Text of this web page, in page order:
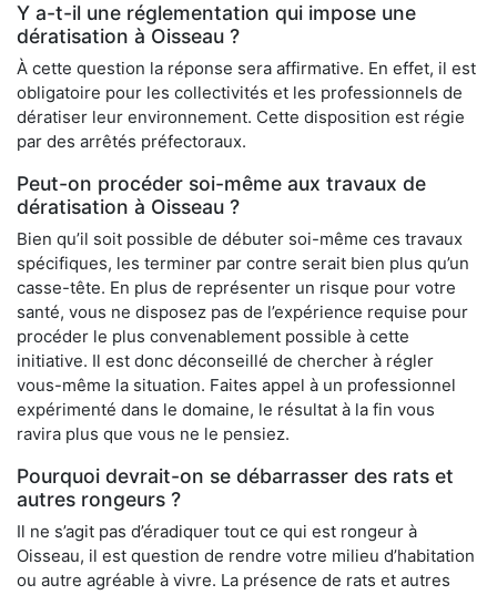
Y a-t-il une réglementation qui impose une
dératisation à Oisseau ?
À cette question la réponse sera affirmative. En effet, il est
obligatoire pour les collectivités et les professionnels de
dératiser leur environnement. Cette disposition est régie
par des arrêtés préfectoraux.
Peut-on procéder soi-même aux travaux de
dératisation à Oisseau ?
Bien qu’il soit possible de débuter soi-même ces travaux
spécifiques, les terminer par contre serait bien plus qu’un
casse-tête. En plus de représenter un risque pour votre
santé, vous ne disposez pas de l’expérience requise pour
procéder le plus convenablement possible à cette
initiative. Il est donc déconseillé de chercher à régler
vous-même la situation. Faites appel à un professionnel
expérimenté dans le domaine, le résultat à la fin vous
ravira plus que vous ne le pensiez.
Pourquoi devrait-on se débarrasser des rats et
autres rongeurs ?
Il ne s’agit pas d’éradiquer tout ce qui est rongeur à
Oisseau, il est question de rendre votre milieu d’habitation
ou autre agréable à vivre. La présence de rats et autres